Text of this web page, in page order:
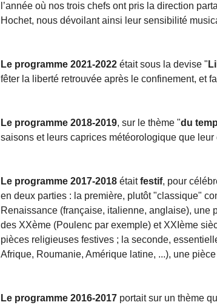
l’année où nos trois chefs ont pris la direction
Hochet, nous dévoilant ainsi leur sensibilité
Le programme 2021-2022 était sous la devise "
fêter la liberté retrouvée après le confinement, et
Le programme 2018-2019, sur le thème "du
saisons et leurs caprices météorologique que
Le programme 2017-2018 étaitfestif, pour
en deux parties : la première, plutôt "classique"
Renaissance (française, italienne, anglaise), une
des XXème (Poulenc par exemple) et XXIème
pièces religieuses festives ; la seconde,
Afrique, Roumanie, Amérique latine, ...), une
Le programme 2016-2017 portait sur un thème